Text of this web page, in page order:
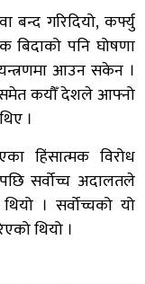
बन्द गरिदियो, कर्फ्यु
बिदाको पनि घोषणा
आउन सकेन ।
कयौँ देशले आफ्नो
।
हिंसात्मक विरोध
सर्वोच्च अदालतले
। सर्वोच्चको यो
थियो ।